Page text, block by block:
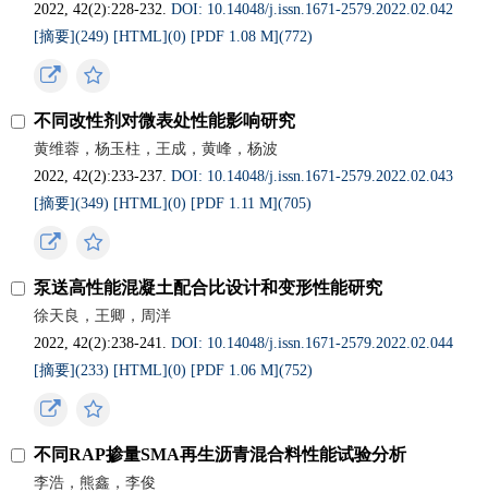
2022, 42(2):228-232.DOI: 10.14048/j.issn.1671-2579.2022.02.042
[摘要](249) [HTML](0) [PDF 1.08 M](772)
不同改性剂对微表处性能影响研究
黄维蓉，杨玉柱，王成，黄峰，杨波
2022, 42(2):233-237.DOI: 10.14048/j.issn.1671-2579.2022.02.043
[摘要](349) [HTML](0) [PDF 1.11 M](705)
泵送高性能混凝土配合比设计和变形性能研究
徐天良，王卿，周洋
2022, 42(2):238-241.DOI: 10.14048/j.issn.1671-2579.2022.02.044
[摘要](233) [HTML](0) [PDF 1.06 M](752)
不同RAP掺量SMA再生沥青混合料性能试验分析
李浩，熊鑫，李俊